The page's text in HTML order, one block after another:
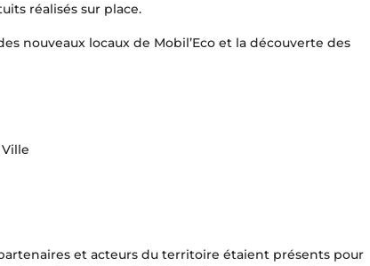
réalisés sur place.
nouveaux locaux de Mobil’Eco et la découverte des
et acteurs du territoire étaient présents pour